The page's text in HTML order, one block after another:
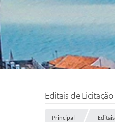
Editais de Licitação
Principal Editais